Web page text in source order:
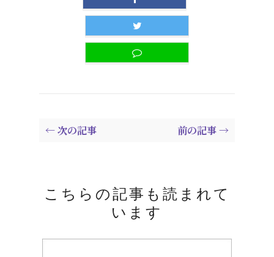
← 次の記事 前の記事 →
こちらの記事も読まれて
います